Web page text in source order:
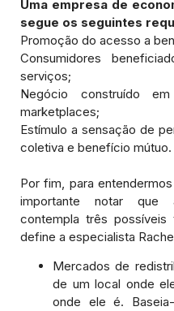
Uma empresa de
segue os seguintes
Promoção do acesso a
Consumidores
serviços;
Negócio construído
marketplaces;
Estímulo a sensação de
coletiva e benefício mútuo.
Por fim, para
importante notar que
contempla três
define a especialista
Mercados de
de um local onde
onde ele é.